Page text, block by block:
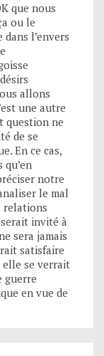
que nous
ou le
l’envers
allons
une autre
question ne
de se
En ce cas,
notre
le mal
relations
invité à
sera jamais
satisfaire
elle se verrait
guerre
en vue de